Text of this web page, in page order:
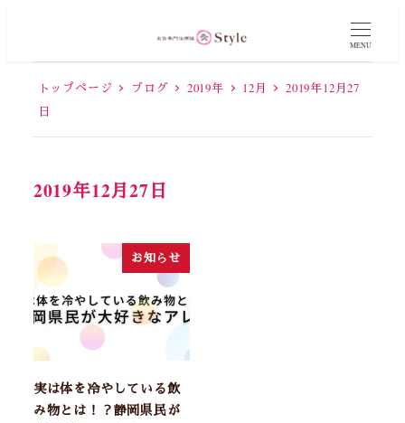
MENU
トップページ ブログ 2019年 12月
2019年12月27
日
2019年12月27日
お知らせ
実は体を冷やしている飲
み物とは！？静岡県民が